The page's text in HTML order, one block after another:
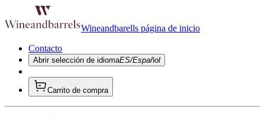
Wineandbarells página de inicio
Contacto
Abrir selección de idiomaES/Español
Carrito de compra